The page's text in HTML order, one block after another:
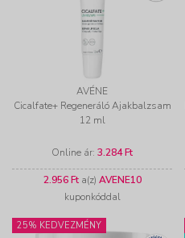
AVÉNE
Cicalfate+ Regeneráló Ajakbalzsam
12 ml
Online ár: 3.284 Ft
2.956 Fta(z) AVENE10
kuponkóddal
25% KEDVEZMÉNY